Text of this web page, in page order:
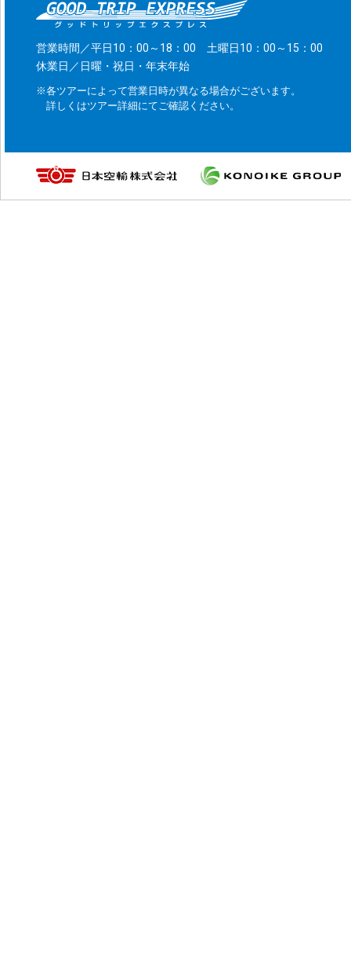
営業時間／平日10：00～18：00 土曜日10：00～15：00
休業日／日曜・祝日・年末年始
※各ツアーによって営業日時が異なる場合がございます。
詳しくはツアー詳細にてご確認ください。